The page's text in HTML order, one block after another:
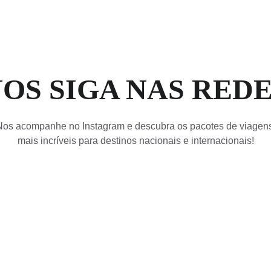
SIGA NAS
acompanhe no Instagram e descubra os pacotes de
mais incríveis para destinos nacionais e internacionais!